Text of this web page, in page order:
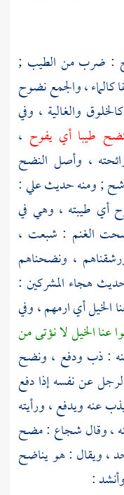
: ضرب من الطيب ;
كالماء ، والجمع نضوح
والغالية ، وفي
طيبا أي يفوح ،
، وأصل النضح
; ومنه حديثعلي:
أي طيبته ، وهي في
الغنم : شبعت ،
، ونضحناهم
هجاء المشركين :
الخيل أي ارمهم ، وفي
عنا الخيل لا نؤتى من
: ذب ودفع ، ونضح
عن نفسه إذا دفع
عنه ويدفع ، ورأيته
، وقالشجاع : مضح
، ويقال : هو يناضح
: